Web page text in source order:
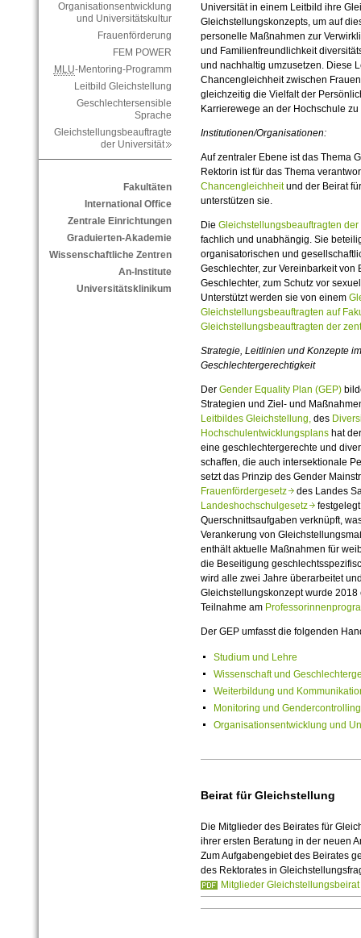
Organisationsentwicklung
und Universitätskultur
Frauenförderung
FEM POWER
MLU-Mentoring-Programm
Leitbild Gleichstellung
Geschlechtersensible
Sprache
Gleichstellungsbeauftragte
der Universität
Fakultäten
International Office
Zentrale Einrichtungen
Graduierten-Akademie
Wissenschaftliche Zentren
An-Institute
Universitätsklinikum
Universität in einem Leitbild ihre
Gleichstellungskonzepts, um auf
personelle Maßnahmen zur
und Familienfreundlichkeit
und nachhaltig umzusetzen. Diese
Chancengleichheit zwischen
gleichzeitig die Vielfalt der
Karrierewege an der Hochschule zu
Institutionen/Organisationen:
Auf zentraler Ebene ist das Thema
Rektorin ist für das Thema
Chancengleichheitund der Beirat
unterstützen sie.
Die Gleichstellungsbeauftragten der
fachlich und unabhängig. Sie
organisatorischen und
Geschlechter, zur Vereinbarkeit von
Geschlechter, zum Schutz vor
Unterstützt werden sie von einem
Gleichstellungsbeauftragten auf
Gleichstellungsbeauftragten der
Strategie, Leitlinien und Konzepte
Geschlechtergerechtigkeit
Der Gender Equality Plan (GEP)
Strategien und Ziel- und
Leitbildes Gleichstellung,des
Hochschulentwicklungsplanshat
eine geschlechtergerechte und
schaffen, die auch intersektionale
setzt das Prinzip des Gender
Frauenfördergesetzdes Landes
Landeshochschulgesetzfestgelegt
Querschnittsaufgaben verknüpft,
Verankerung von
enthält aktuelle Maßnahmen für
die Beseitigung
wird alle zwei Jahre überarbeitet
Gleichstellungskonzept wurde
Teilnahme am
Der GEP umfasst die folgenden
Studium und Lehre
Wissenschaft und
Weiterbildung und
Monitoring und Gendercontrolling
Organisationsentwicklung und
Beirat für Gleichstellung
Die Mitglieder des Beirates für
ihrer ersten Beratung in der neuen
Zum Aufgabengebiet des Beirates
des Rektorates in
Mitglieder